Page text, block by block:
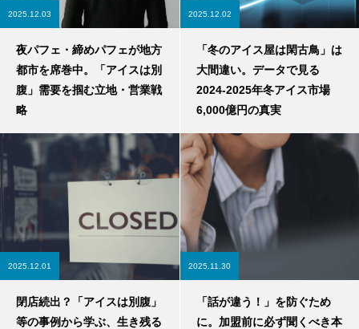
2025.12.03
夜パフェ・締めパフェが地方
都市を席巻中。「アイスは別
腹」需要を掴む立地・営業戦
略
2025.12.02
「冬のアイス屋は閑古鳥」は
大間違い。データで見る
2024-2025年冬アイス市場
6,000億円の真実
2025.12.01
閉店続出？「アイスは別腹」
等の事例から学ぶ、生き残る
2025.11.30
「話が違う！」を防ぐため
に。加盟前に必ず聞くべき本